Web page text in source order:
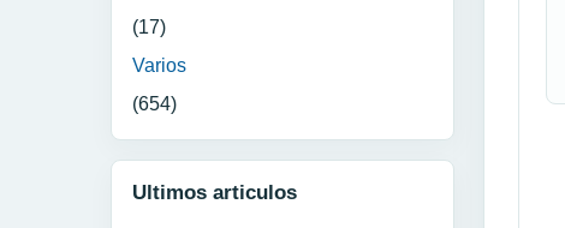
(17)
Varios
(654)
Ultimos articulos